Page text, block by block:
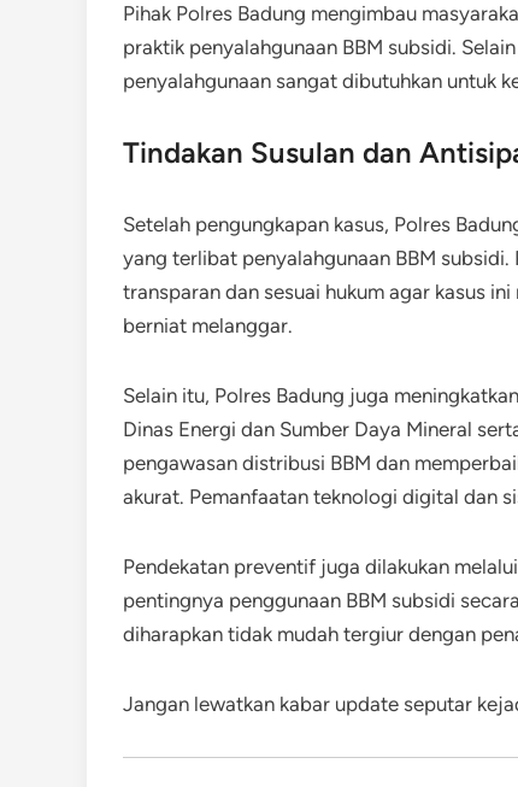
Pihak Polres Badung mengimbau
praktik penyalahgunaan BBM subsidi.
penyalahgunaan sangat dibutuhkan untuk
Tindakan Susulan dan
Setelah pengungkapan kasus, Polres
yang terlibat penyalahgunaan BBM
transparan dan sesuai hukum agar kasus
berniat melanggar.
Selain itu, Polres Badung juga
Dinas Energi dan Sumber Daya Mineral
pengawasan distribusi BBM dan
akurat. Pemanfaatan teknologi digital dan
Pendekatan preventif juga dilakukan
pentingnya penggunaan BBM subsidi
diharapkan tidak mudah tergiur dengan
Jangan lewatkan kabar update seputar